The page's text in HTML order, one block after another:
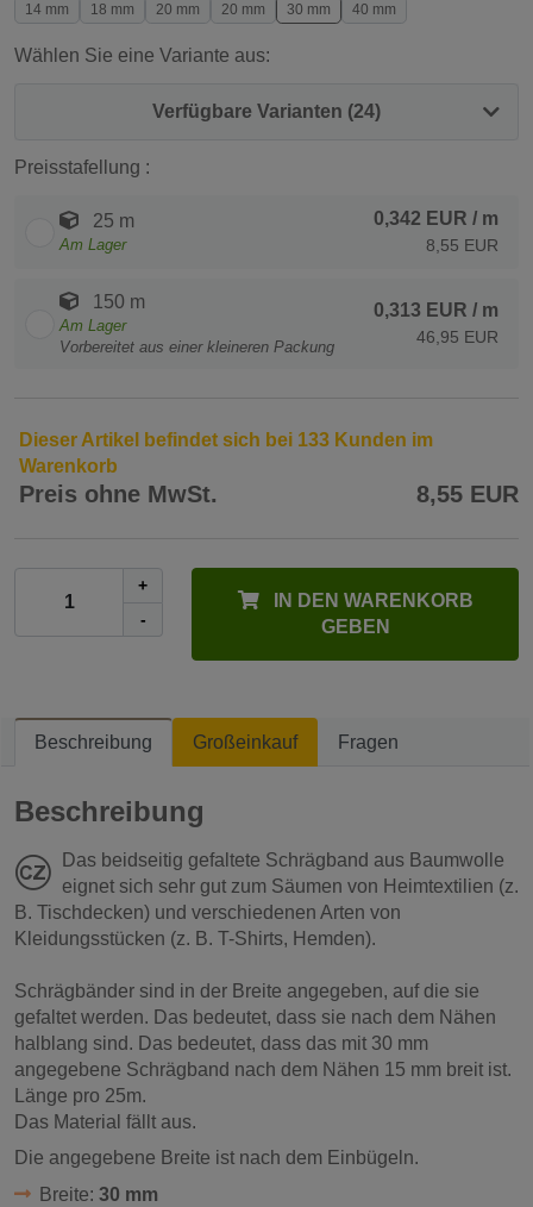
14 mm 18 mm 20 mm 20 mm 30 mm 40 mm
Wählen Sie eine Variante aus:
Verfügbare Varianten (24)
Preisstafellung :
25 m
Am Lager
0,342 EUR / m
8,55 EUR
150 m
Am Lager
Vorbereitet aus einer kleineren Packung
0,313 EUR / m
46,95 EUR
Dieser Artikel befindet sich bei 133 Kunden im
Warenkorb
Preis ohne MwSt. 8,55 EUR
+
-
IN DEN WARENKORB
GEBEN
Beschreibung Großeinkauf Fragen
Beschreibung
Das beidseitig gefaltete Schrägband aus Baumwolle
eignet sich sehr gut zum Säumen von Heimtextilien (z.
B. Tischdecken) und verschiedenen Arten von
Kleidungsstücken (z. B. T-Shirts, Hemden).
Schrägbänder sind in der Breite angegeben, auf die sie
gefaltet werden. Das bedeutet, dass sie nach dem Nähen
halblang sind. Das bedeutet, dass das mit 30 mm
angegebene Schrägband nach dem Nähen 15 mm breit ist.
Länge pro 25m.
Das Material fällt aus.
Die angegebene Breite ist nach dem Einbügeln.
Breite: 30 mm